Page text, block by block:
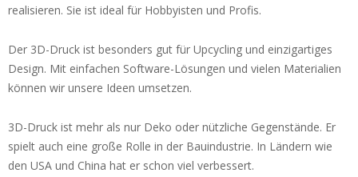
realisieren. Sie ist ideal für Hobbyisten und Profis.
Der 3D-Druck ist besonders gut für Upcycling und einzigartiges
Design. Mit einfachen Software-Lösungen und vielen Materialien
können wir unsere Ideen umsetzen.
3D-Druck ist mehr als nur Deko oder nützliche Gegenstände. Er
spielt auch eine große Rolle in der Bauindustrie. In Ländern wie
den USA und China hat er schon viel verbessert.